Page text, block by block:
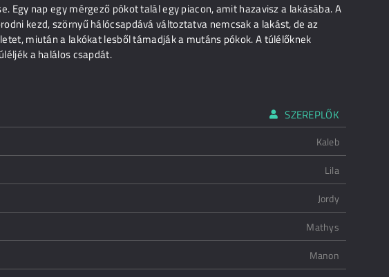
Egy nap egy mérgező pókot talál egy piacon, amit hazavisz a lakásába. A
kezd, szörnyű hálócsapdává változtatva nemcsak a lakást, de az
miután a lakókat lesből támadják a mutáns pókok. A túlélőknek
a halálos csapdát.
SZEREPLŐK
Kaleb
Lila
Jordy
Mathys
Manon